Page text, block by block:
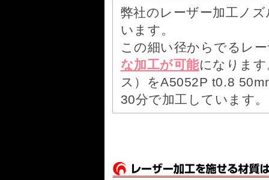
弊社のレーザー加工ノ
います。
この細い径からでるレ
な加工が可能になりま
ス）をA5052P t0.8
30分で加工しています。